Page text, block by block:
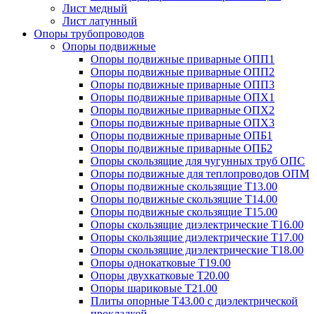
Лист медный
Лист латунный
Опоры трубопроводов
Опоры подвижные
Опоры подвижные приварные ОПП1
Опоры подвижные приварные ОПП2
Опоры подвижные приварные ОПП3
Опоры подвижные приварные ОПХ1
Опоры подвижные приварные ОПХ2
Опоры подвижные приварные ОПХ3
Опоры подвижные приварные ОПБ1
Опоры подвижные приварные ОПБ2
Опоры скользящие для чугунных труб ОПС
Опоры подвижные для теплопроводов ОПМ
Опоры подвижные скользящие Т13.00
Опоры подвижные скользящие Т14.00
Опоры подвижные скользящие Т15.00
Опоры скользящие диэлектрические Т16.00
Опоры скользящие диэлектрические Т17.00
Опоры скользящие диэлектрические Т18.00
Опоры однокатковые Т19.00
Опоры двухкатковые Т20.00
Опоры шариковые Т21.00
Плиты опорные Т43.00 с диэлектрической